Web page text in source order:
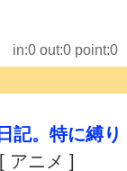
in:0 out:0 point:0
記。特に縛り
[ アニメ ]